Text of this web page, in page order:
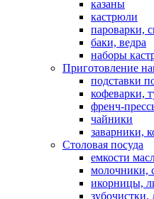
казаны
кастрюли
пароварки,
баки, ведра
наборы
Приготовление
подставки
кофеварки,
френч-
чайники
заварники,
Столовая посуда
емкости
молочники,
икорницы,